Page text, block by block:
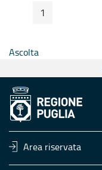
Pagina Precedente
Pagina
1
Ascolta
Area riservata